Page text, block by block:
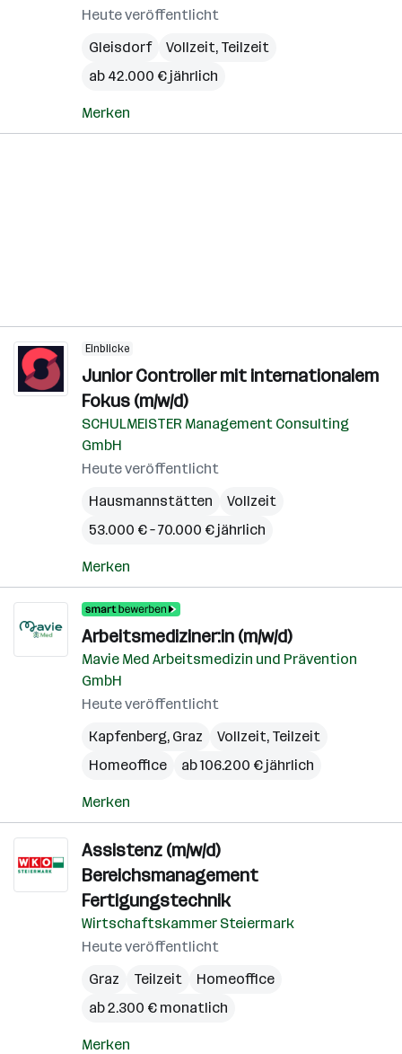
Heute veröffentlicht
Gleisdorf
Vollzeit, Teilzeit
ab 42.000 € jährlich
Merken
Einblicke
Junior Controller mit internationalem
Fokus (m/w/d)
SCHULMEISTER Management Consulting
GmbH
Heute veröffentlicht
Hausmannstätten
Vollzeit
53.000 € – 70.000 € jährlich
Merken
Arbeitsmediziner:in (m/w/d)
Mavie Med Arbeitsmedizin und Prävention
GmbH
Heute veröffentlicht
Kapfenberg, Graz
Vollzeit, Teilzeit
Homeoffice
ab 106.200 € jährlich
Merken
Assistenz (m/w/d)
Bereichsmanagement
Fertigungstechnik
Wirtschaftskammer Steiermark
Heute veröffentlicht
Graz
Teilzeit
Homeoffice
ab 2.300 € monatlich
Merken